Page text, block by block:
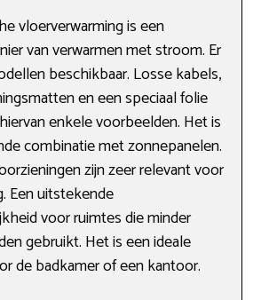
vloerverwarming is een
van verwarmen met stroom. Er
beschikbaar. Losse kabels,
en een speciaal folie
enkele voorbeelden. Het is
combinatie met zonnepanelen.
zijn zeer relevant voor
Een uitstekende
voor ruimtes die minder
gebruikt. Het is een ideale
de badkamer of een kantoor.